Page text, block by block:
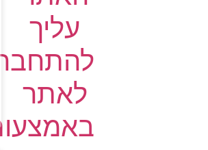
עליך
להתחבר
לאתר
באמצעות